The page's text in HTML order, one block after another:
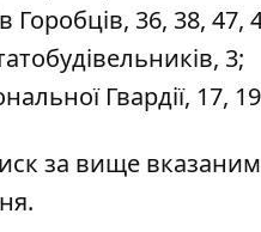
Горобців, 36, 38, 47,
3;
Гвардії, 17,
за вище